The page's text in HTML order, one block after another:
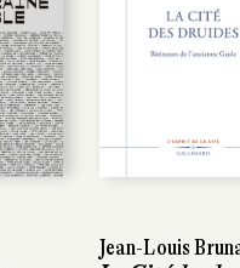
François
François